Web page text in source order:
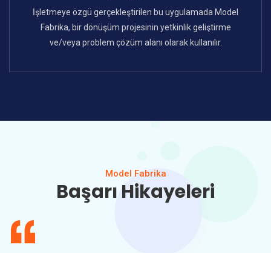
İşletmeye özgü gerçekleştirilen bu uygulamada Model
Fabrika, bir dönüşüm projesinin yetkinlik geliştirme
ve/veya problem çözüm alanı olarak kullanılır.
Model Fabrika
Başarı Hikayeleri